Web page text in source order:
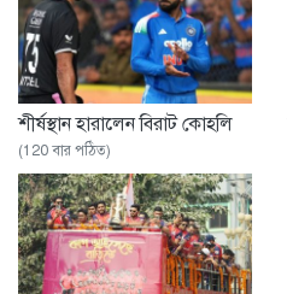
শীর্ষস্থান হারালেন বিরাট কোহলি
(120 বার পঠিত)